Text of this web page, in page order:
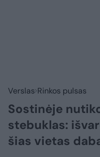
Verslas Rinkos pulsas
Sostinėje
stebuklas:
šias vietas